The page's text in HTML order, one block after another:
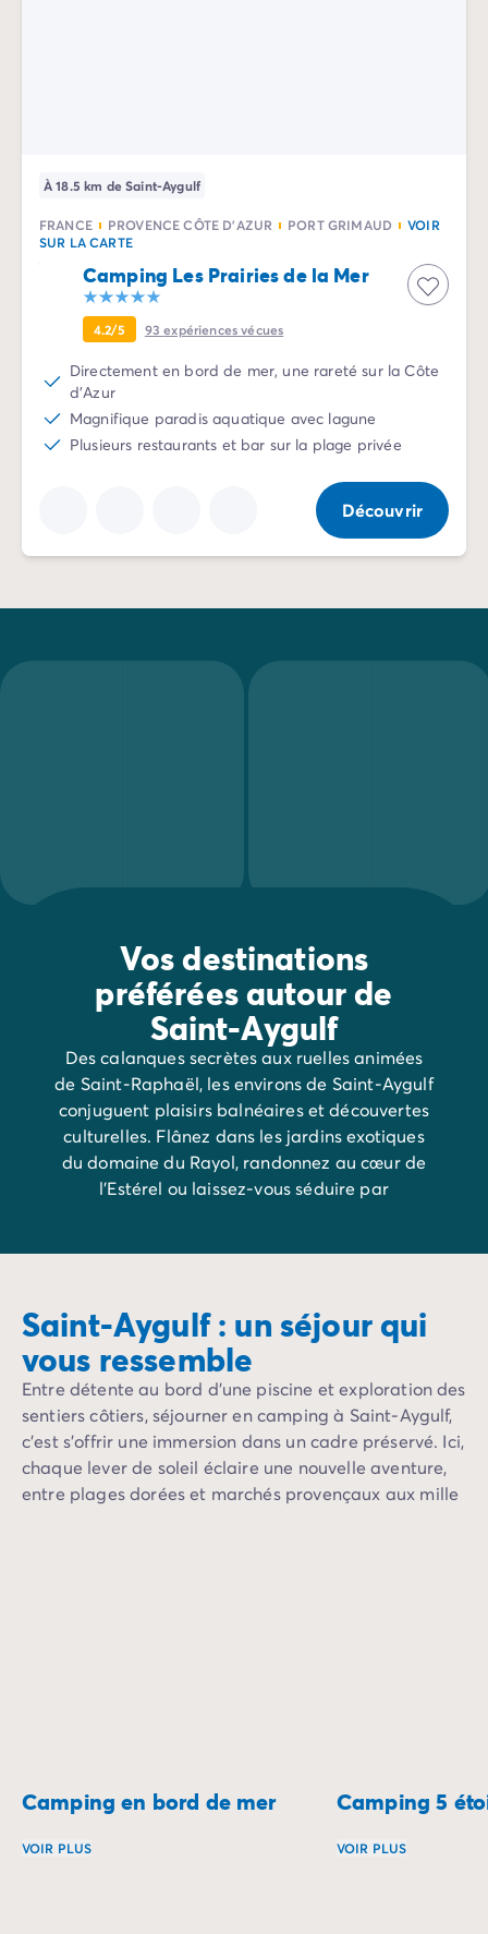
À 18.5 km de Saint-Aygulf
FRANCE PROVENCE CÔTE D'AZUR PORT GRIMAUD
VOIR
SUR LA CARTE
Camping Les Prairies de la Mer
4.2/5 93expériences vécues
Directement en bord de mer, une rareté sur la Côte
d'Azur
Magnifique paradis aquatique avec lagune
Plusieurs restaurants et bar sur la plage privée
Découvrir
Vos destinations
préférées autour de
Saint-Aygulf
Des calanques secrètes aux ruelles animées
de Saint-Raphaël, les environs de Saint-Aygulf
conjuguent plaisirs balnéaires et découvertes
culturelles. Flânez dans les jardins exotiques
du domaine du Rayol, randonnez au cœur de
l’Estérel ou laissez-vous séduire par
Saint-Aygulf : un séjour qui
vous ressemble
Entre détente au bord d’une piscine et exploration des
sentiers côtiers, séjourner en camping à Saint-Aygulf,
c’est s’offrir une immersion dans un cadre préservé. Ici,
chaque lever de soleil éclaire une nouvelle aventure,
entre plages dorées et marchés provençaux aux mille
Camping en bord de mer
VOIR PLUS
Camping 5
VOIR PLUS